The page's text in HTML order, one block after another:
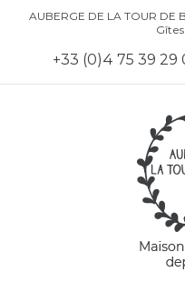
AUBERGE DE LA TOUR DE
+33 (0)4 75 39 29
Tradition